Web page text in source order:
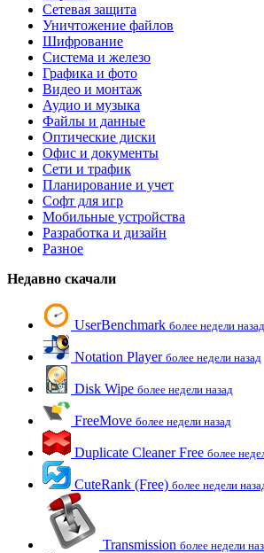
Сетевая защита
Уничтожение файлов
Шифрование
Система и железо
Графика и фото
Видео и монтаж
Аудио и музыка
Файлы и данные
Оптические диски
Офис и документы
Сети и трафик
Планирование и учет
Софт для игр
Мобильные устройства
Разработка и дизайн
Разное
Недавно скачали
UserBenchmark более недели назад
Notation Player более недели назад
Disk Wipe более недели назад
FreeMove более недели назад
Duplicate Cleaner Free более
CuteRank (Free) более недели
Transmission более недели